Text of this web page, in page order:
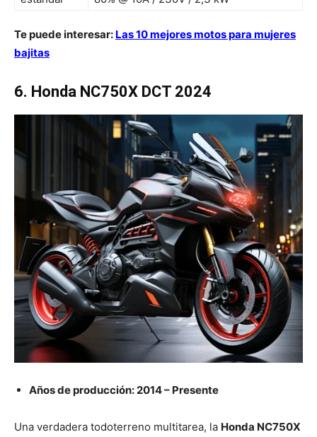
Te puede interesar: Las 10 mejores motos para mujeres
bajitas
6. Honda NC750X DCT 2024
Años de producción: 2014 – Presente
Una verdadera todoterreno multitarea, la Honda NC750X